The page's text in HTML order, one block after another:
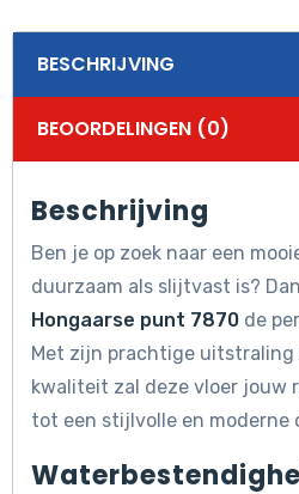
BESCHRIJVING
BEOORDELINGEN (0)
Beschrijving
Ben je op zoek naar een
duurzaam als slijtvast is?
Hongaarse punt 7870 de
Met zijn prachtige uitstraling
kwaliteit zal deze vloer jouw
tot een stijlvolle en moderne